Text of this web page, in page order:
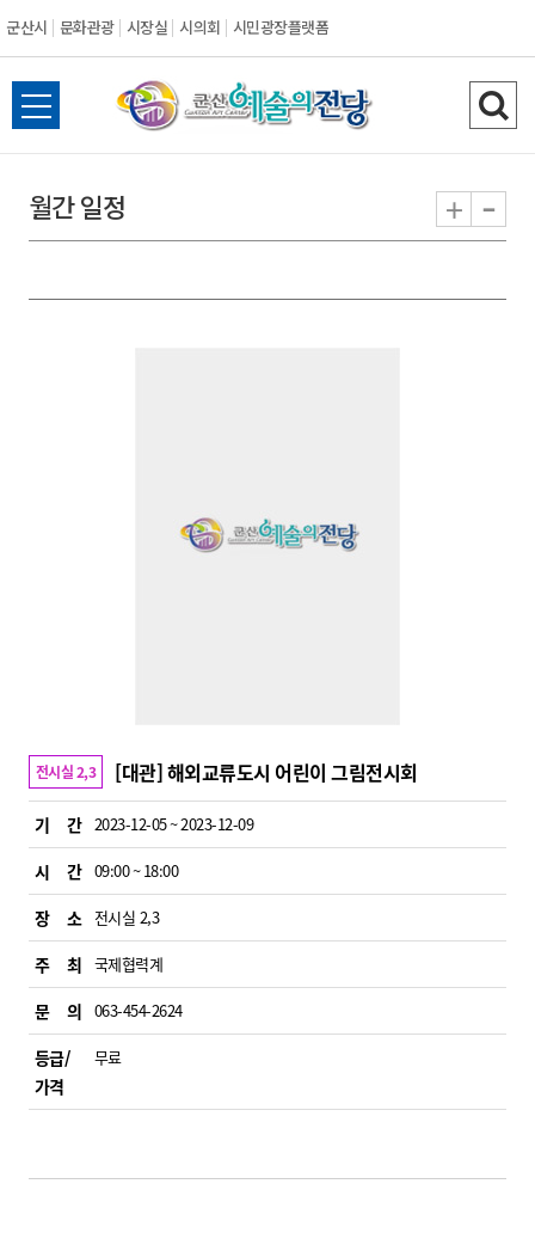
군산시 문화관광 시장실 시의회 시민광장플랫폼
군
산
전
체
뉴
열
검
색
기
월간 일정 + -
전시실 2,3 [대관] 해외교류도시 어린이 그림전시회
기 간 2023-12-05 ~ 2023-12-09
시 간 09:00 ~ 18:00
장 소 전시실 2,3
주 최 국제협력계
문 의 063-454-2624
등급/
가격
무료